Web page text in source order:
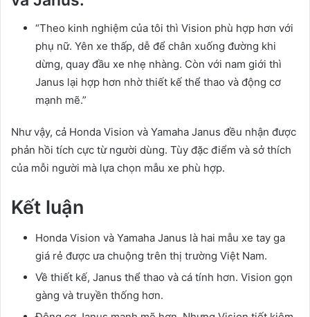
“Theo kinh nghiệm của tôi thì Vision phù hợp hơn với
phụ nữ. Yên xe thấp, dễ để chân xuống đường khi
dừng, quay đầu xe nhẹ nhàng. Còn với nam giới thì
Janus lại hợp hơn nhờ thiết kế thể thao và động cơ
mạnh mẽ.”
Như vậy, cả Honda Vision và Yamaha Janus đều nhận được
phản hồi tích cực từ người dùng. Tùy đặc điểm và sở thích
của mỗi người mà lựa chọn mẫu xe phù hợp.
Kết luận
Honda Vision và Yamaha Janus là hai mẫu xe tay ga
giá rẻ được ưa chuộng trên thị trường Việt Nam.
Về thiết kế, Janus thể thao và cá tính hơn. Vision gọn
gàng và truyền thống hơn.